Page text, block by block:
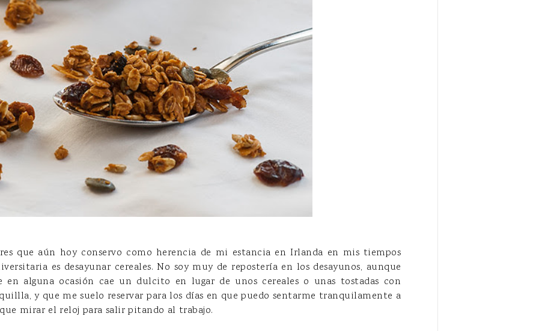
que aún hoy conservo como herencia de mi estancia en Irlanda en mis tiempos
es desayunar cereales. No soy muy de repostería en los desayunos, aunque
en alguna ocasión cae un dulcito en lugar de unos cereales o unas tostadas con
y que me suelo reservar para los días en que puedo sentarme tranquilamente a
mirar el reloj para salir pitando al trabajo.